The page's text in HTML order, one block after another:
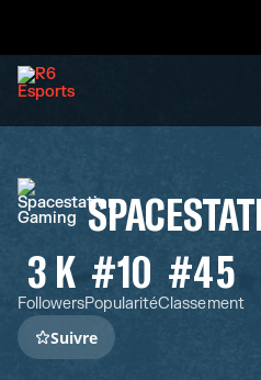
3 K
Followers
#10
Popularité
#45
Classement
Suivre